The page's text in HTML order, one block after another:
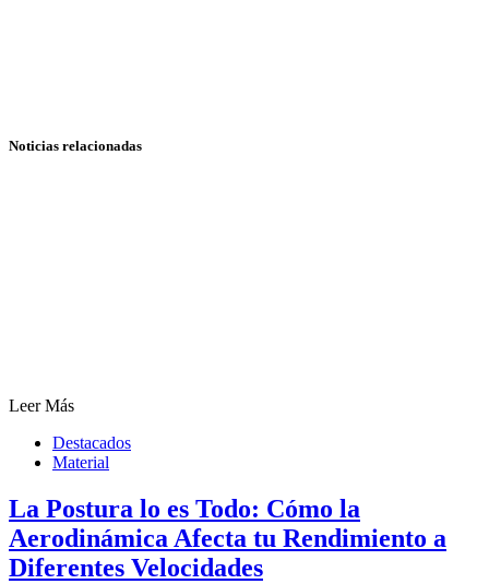
Noticias relacionadas
Leer Más
Destacados
Material
La Postura lo es Todo: Cómo la
Aerodinámica Afecta tu Rendimiento a
Diferentes Velocidades